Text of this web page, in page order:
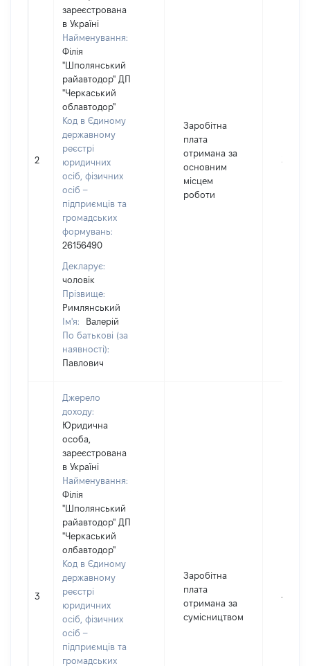
2
зареєстрована
в Україні
Найменування:
Філія
"Шполянський
райавтодор" ДП
"Черкаський
облавтодор"
Код в Єдиному
державному
реєстрі
юридичних
осіб, фізичних
осіб –
підприємців та
громадських
формувань:
26156490
Декларує:
чоловік
Прізвище:
Римлянський
Ім'я:
Валерій
По батькові (за
наявності):
Павлович
Заробітна
плата
отримана за
основним
місцем
роботи
31755
3
Джерело
доходу:
Юридична
особа,
зареєстрована
в Україні
Найменування:
Філія
"Шполянський
райавтодор" ДП
"Черкаський
олбавтодор"
Код в Єдиному
державному
реєстрі
юридичних
осіб, фізичних
осіб –
підприємців та
громадських
Заробітна
плата
отримана за
сумісництвом
4700